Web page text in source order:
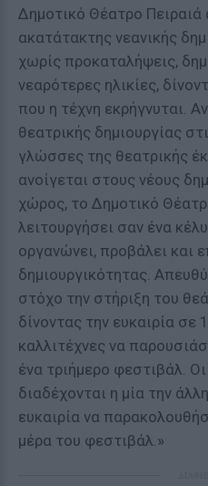
Δημοτικό Θέατρο Πειραιά
ακατάτακτης νεανικής
χωρίς προκαταλήψεις,
νεαρότερες ηλικίες,
που η τέχνη εκρήγνυται.
θεατρικής δημιουργίας
γλώσσες της θεατρικής
ανοίγεται στους νέους
χώρος, το Δημοτικό
λειτουργήσει σαν ένα
οργανώνει, προβάλει και
δημιουργικότητας.
στόχο την στήριξη του
δίνοντας την ευκαιρία σε
καλλιτέχνες να
ένα τριήμερο φεστιβάλ.
διαδέχονται η μία την
ευκαιρία να
μέρα του φεστιβάλ.»